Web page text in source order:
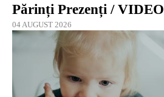
Părinți Prezenți / VIDEO
04 AUGUST 2026